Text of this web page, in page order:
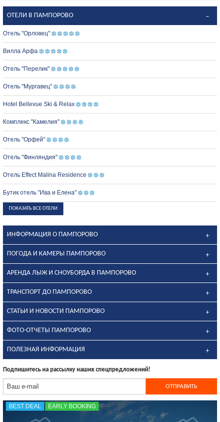
ОТЕЛИ В ПАМПОРОВО
Отель "Орловец"
Вилла Арфа
Отель "Перелик"
Отель "Мургавец"
Hotel Bellevue Ski & Relax
Комплекс "Камелия"
Отель "Орфей"
Отель "Финляндия"
Отель Effect Malina Residence
Бутик отель "Ива и Елена"
ПОКАЗАТЬ ВСЕ ОТЕЛИ
ИНФОРМАЦИЯ О ПАМПОРОВО
ПОГОДА И КАМЕРЫ ПАМПОРОВО
АРЕНДА ЛЫЖ И СНОУБОРДА В ПАМПОРОВО
ТРАНСПОРТ ДО ПАМПОРОВО
СТАТЬИ И НОВОСТИ ПАМПОРОВО
ФОТО-ОТЧЕТЫ ПАМПОРОВО
ПОЛЕЗНАЯ ИНФОРМАЦИЯ
Подпишитесь на рассылку наших спецпредложений!
BEST DEAL EARLY BOOKING